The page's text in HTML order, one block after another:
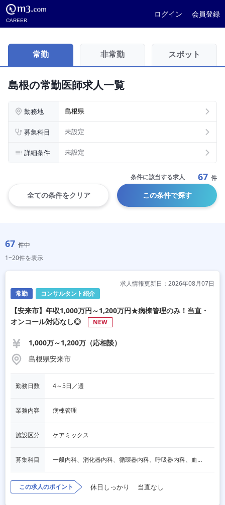
CAREER
ログイン 会員登録
常勤 非常勤 スポット
島根の常勤医師求人一覧
勤務地 島根県
募集科目 未設定
詳細条件 未設定
条件に該当する求人 67 件
全ての条件をクリア この条件で探す
67 件中
1~20件を表示
常勤 コンサルタント紹介
求人情報更新日：2026年08月07日
【安来市】年収1,000万円～1,200万円★病棟管理のみ！当直・
オンコール対応なし◎
NEW
1,000万～1,200万（応相談）
島根県安来市
勤務日数 4～5日／週
業務内容 病棟管理
施設区分 ケアミックス
募集科目 一般内科、消化器内科、循環器内科、呼吸器内科、血液内科、脳神経内科、内分泌内科、老人内科、その他
この求人のポイント 休日しっかり 当直なし